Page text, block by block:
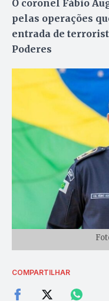
O coronel Fábio
pelas operações
entrada de
Poderes
COMPARTILHAR